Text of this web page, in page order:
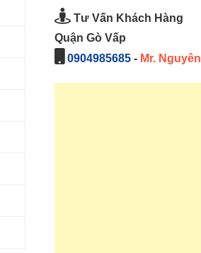
Tư Vấn Khách Hàng
Quận Gò Vấp
0904985685- Mr. Nguyên